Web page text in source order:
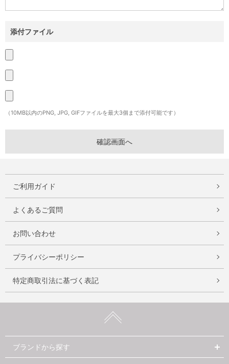
添付ファイル
（10MB以内のPNG, JPG, GIFファイルを最大3個まで添付可能です）
ご利用ガイド
よくあるご質問
お問い合わせ
プライバシーポリシー
特定商取引法に基づく表記
ブランドから探す